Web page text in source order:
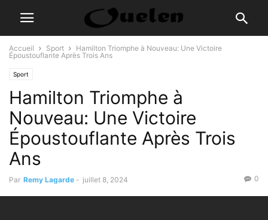
Accueil Sport
Hamilton Triomphe à Nouveau: Une Victoire
Époustouflante Après Trois Ans
Sport
Hamilton Triomphe à
Nouveau: Une Victoire
Époustouflante Après Trois
Ans
Par Remy Lagarde - juillet 8, 2024 0